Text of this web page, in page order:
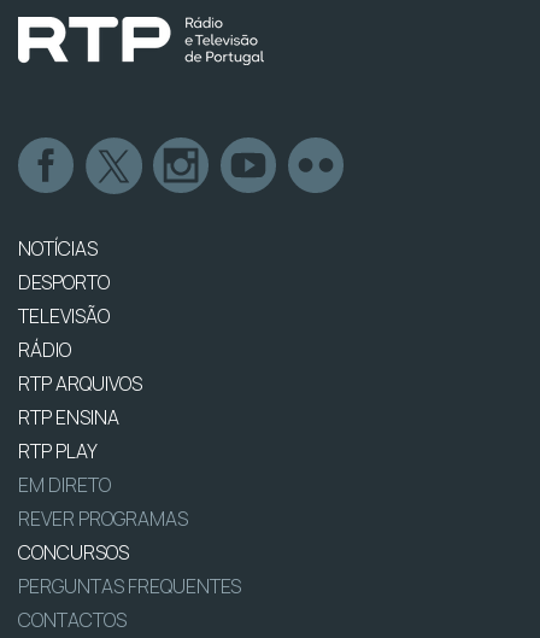
NOTÍCIAS
DESPORTO
TELEVISÃO
RÁDIO
RTP ARQUIVOS
RTP ENSINA
RTP PLAY
EM DIRETO
REVER PROGRAMAS
CONCURSOS
PERGUNTAS FREQUENTES
CONTACTOS